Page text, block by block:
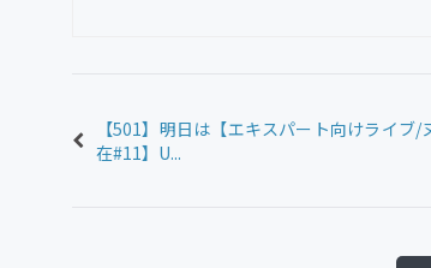
【501】明日は【エキスパート向けライブ
在#11】U...